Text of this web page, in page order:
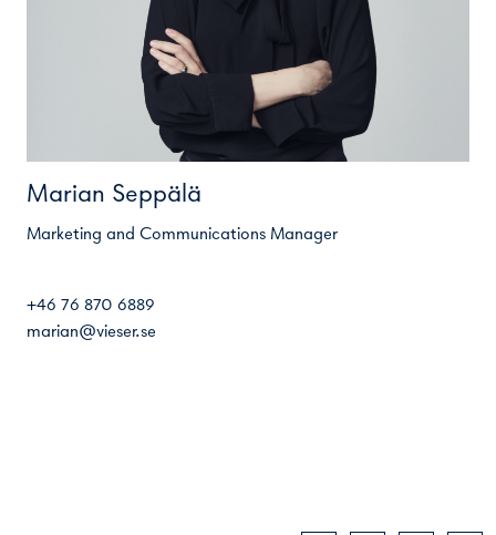
Marian Seppälä
Marketing and Communications Manager
+46 76 870 6889
marian@vieser.se